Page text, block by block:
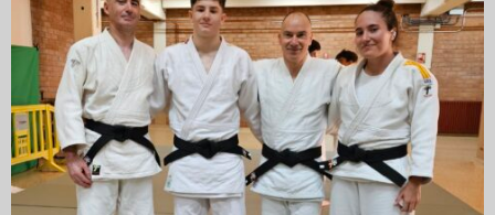
(GRAN
CANARIA)
29
junio
julio"